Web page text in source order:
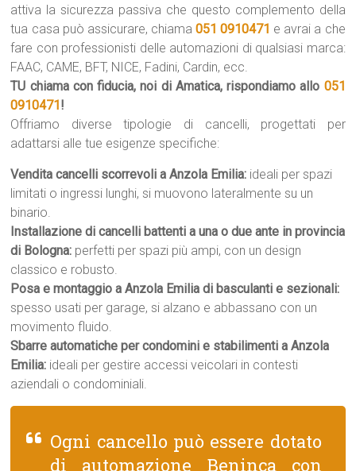
attiva la sicurezza passiva che questo complemento della
tua casa può assicurare, chiama 051 0910471 e avrai a che
fare con professionisti delle automazioni di qualsiasi marca:
FAAC, CAME, BFT, NICE, Fadini, Cardin, ecc.
TU chiama con fiducia, noi di Amatica, rispondiamo allo 051
0910471!
Offriamo diverse tipologie di cancelli, progettati per
adattarsi alle tue esigenze specifiche:
Vendita cancelli scorrevoli a Anzola Emilia: ideali per spazi
limitati o ingressi lunghi, si muovono lateralmente su un
binario.
Installazione di cancelli battenti a una o due ante in provincia
di Bologna: perfetti per spazi più ampi, con un design
classico e robusto.
Posa e montaggio a Anzola Emilia di basculanti e sezionali:
spesso usati per garage, si alzano e abbassano con un
movimento fluido.
Sbarre automatiche per condomini e stabilimenti a Anzola
Emilia: ideali per gestire accessi veicolari in contesti
aziendali o condominiali.
Ogni cancello può essere dotato
di automazione Beninca con